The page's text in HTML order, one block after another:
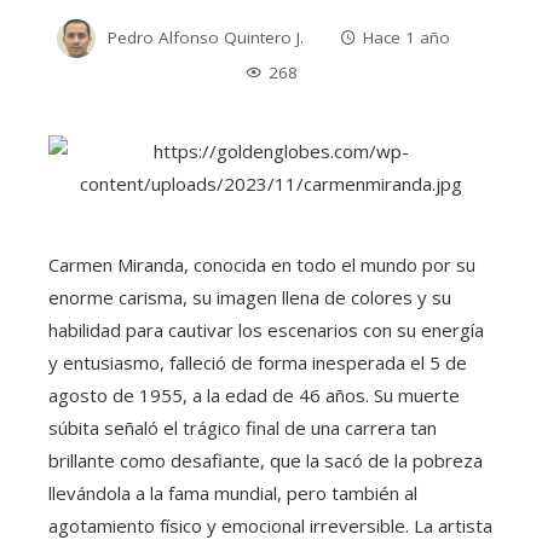
Pedro Alfonso Quintero J.
Hace 1 año
268
Carmen Miranda, conocida en todo el mundo por su
enorme carisma, su imagen llena de colores y su
habilidad para cautivar los escenarios con su energía
y entusiasmo, falleció de forma inesperada el 5 de
agosto de 1955, a la edad de 46 años. Su muerte
súbita señaló el trágico final de una carrera tan
brillante como desafiante, que la sacó de la pobreza
llevándola a la fama mundial, pero también al
agotamiento físico y emocional irreversible. La artista